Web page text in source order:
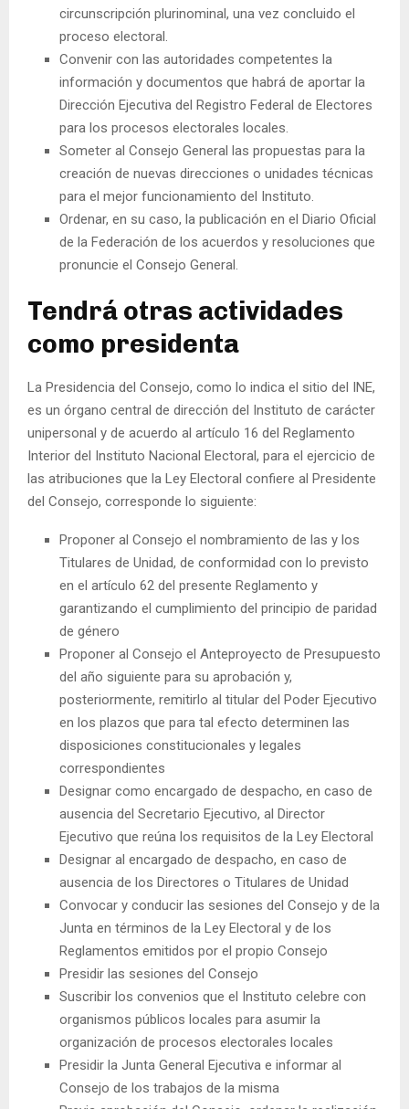
circunscripción plurinominal, una vez concluido el
proceso electoral.
Convenir con las autoridades competentes la
información y documentos que habrá de aportar la
Dirección Ejecutiva del Registro Federal de Electores
para los procesos electorales locales.
Someter al Consejo General las propuestas para la
creación de nuevas direcciones o unidades técnicas
para el mejor funcionamiento del Instituto.
Ordenar, en su caso, la publicación en el Diario Oficial
de la Federación de los acuerdos y resoluciones que
pronuncie el Consejo General.
Tendrá otras actividades
como presidenta
La Presidencia del Consejo, como lo indica el sitio del INE,
es un órgano central de dirección del Instituto de carácter
unipersonal y de acuerdo al artículo 16 del Reglamento
Interior del Instituto Nacional Electoral, para el ejercicio de
las atribuciones que la Ley Electoral confiere al Presidente
del Consejo, corresponde lo siguiente:
Proponer al Consejo el nombramiento de las y los
Titulares de Unidad, de conformidad con lo previsto
en el artículo 62 del presente Reglamento y
garantizando el cumplimiento del principio de paridad
de género
Proponer al Consejo el Anteproyecto de Presupuesto
del año siguiente para su aprobación y,
posteriormente, remitirlo al titular del Poder Ejecutivo
en los plazos que para tal efecto determinen las
disposiciones constitucionales y legales
correspondientes
Designar como encargado de despacho, en caso de
ausencia del Secretario Ejecutivo, al Director
Ejecutivo que reúna los requisitos de la Ley Electoral
Designar al encargado de despacho, en caso de
ausencia de los Directores o Titulares de Unidad
Convocar y conducir las sesiones del Consejo y de la
Junta en términos de la Ley Electoral y de los
Reglamentos emitidos por el propio Consejo
Presidir las sesiones del Consejo
Suscribir los convenios que el Instituto celebre con
organismos públicos locales para asumir la
organización de procesos electorales locales
Presidir la Junta General Ejecutiva e informar al
Consejo de los trabajos de la misma